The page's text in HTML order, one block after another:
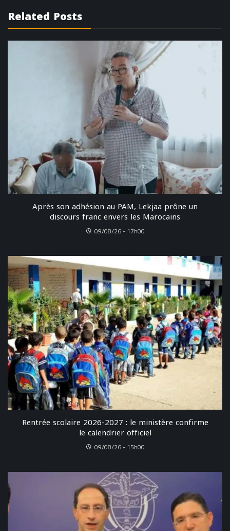
Related Posts
Après son adhésion au PAM, Lekjaa prône un
discours franc envers les Marocains
09/08/26 - 17h00
Rentrée scolaire 2026-2027 : le ministère confirme
le calendrier officiel
09/08/26 - 15h00